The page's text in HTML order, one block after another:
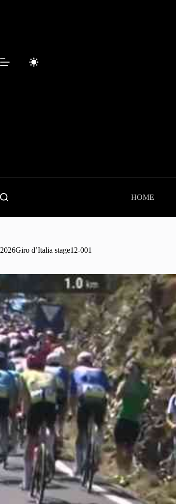
ス
HOME
2026Giro d’Italia stage12-001